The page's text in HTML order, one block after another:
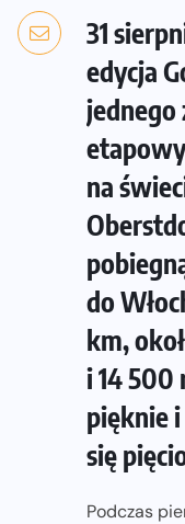
31
edycja
jednego
na
do
km,
i 14 500
pięknie
się
Podczas